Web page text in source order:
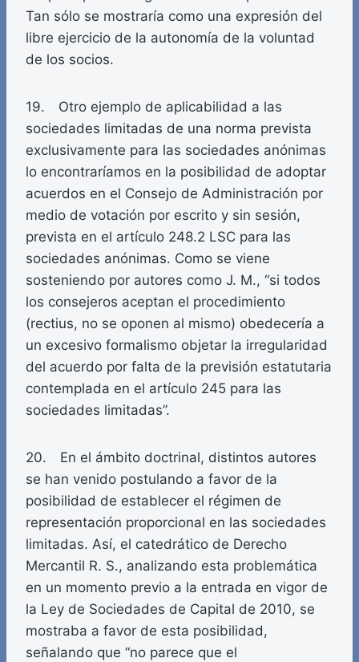
Tan sólo se mostraría como una expresión del
libre ejercicio de la autonomía de la voluntad
de los socios.
19. Otro ejemplo de aplicabilidad a las
sociedades limitadas de una norma prevista
exclusivamente para las sociedades anónimas
lo encontraríamos en la posibilidad de adoptar
acuerdos en el Consejo de Administración por
medio de votación por escrito y sin sesión,
prevista en el artículo 248.2 LSC para las
sociedades anónimas. Como se viene
sosteniendo por autores como J. M., “si todos
los consejeros aceptan el procedimiento
(rectius, no se oponen al mismo) obedecería a
un excesivo formalismo objetar la irregularidad
del acuerdo por falta de la previsión estatutaria
contemplada en el artículo 245 para las
sociedades limitadas”.
20. En el ámbito doctrinal, distintos autores
se han venido postulando a favor de la
posibilidad de establecer el régimen de
representación proporcional en las sociedades
limitadas. Así, el catedrático de Derecho
Mercantil R. S., analizando esta problemática
en un momento previo a la entrada en vigor de
la Ley de Sociedades de Capital de 2010, se
mostraba a favor de esta posibilidad,
señalando que “no parece que el